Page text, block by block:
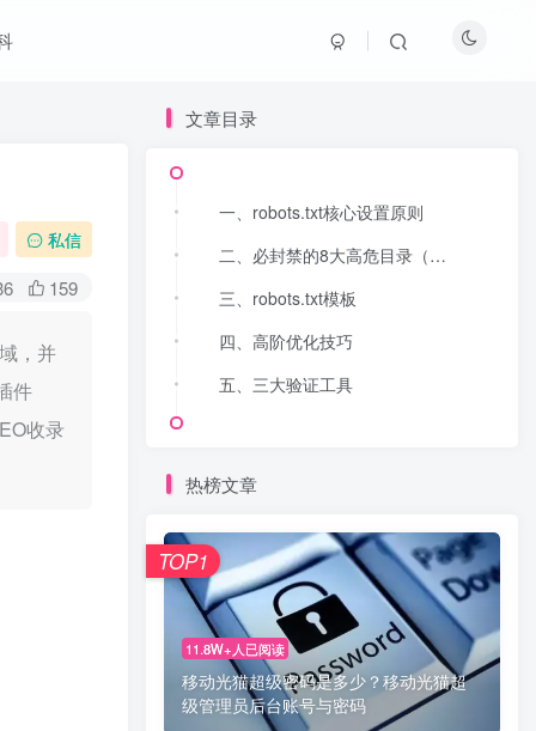
私信
159
，并
件
收录
文章目录
一、robots.txt核心设置原则
二、必封禁的8大高危目录（安全红线）
三、robots.txt模板
四、高阶优化技巧
五、三大验证工具
热榜文章
11.8W+人已阅读
移动光猫超级密码是多少？移动光猫超
级管理员后台账号与密码
TOP1
文章目录
一、robots.txt核心设置原则
二、必封禁的8大高危目录（安全红线）
三、robots.txt模板
四、高阶优化技巧
五、三大验证工具
热榜文章
11.8W+人已阅读
移动光猫超级密码是多少？移动光猫超
级管理员后台账号与密码
TOP1